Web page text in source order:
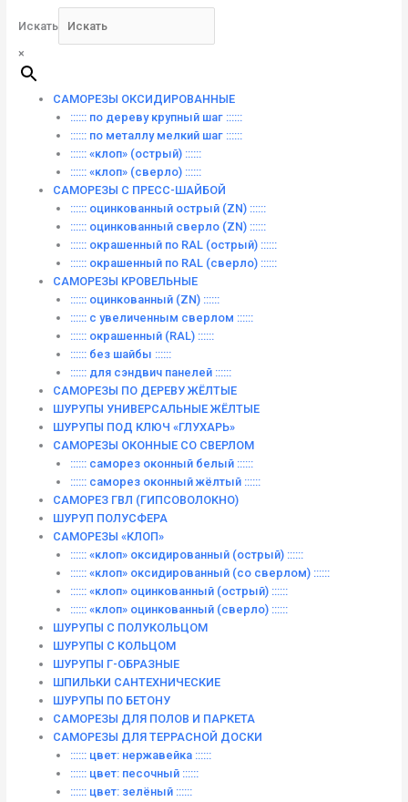
Искать
×
САМОРЕЗЫ ОКСИДИРОВАННЫЕ
:::::: по дереву крупный шаг ::::::
:::::: по металлу мелкий шаг ::::::
:::::: «клоп» (острый) ::::::
:::::: «клоп» (сверло) ::::::
САМОРЕЗЫ С ПРЕСС-ШАЙБОЙ
:::::: оцинкованный острый (ZN) ::::::
:::::: оцинкованный сверло (ZN) ::::::
:::::: окрашенный по RAL (острый) ::::::
:::::: окрашенный по RAL (сверло) ::::::
САМОРЕЗЫ КРОВЕЛЬНЫЕ
:::::: оцинкованный (ZN) ::::::
:::::: с увеличенным сверлом ::::::
:::::: окрашенный (RAL) ::::::
:::::: без шайбы ::::::
:::::: для сэндвич панелей ::::::
САМОРЕЗЫ ПО ДЕРЕВУ ЖЁЛТЫЕ
ШУРУПЫ УНИВЕРСАЛЬНЫЕ ЖЁЛТЫЕ
ШУРУПЫ ПОД КЛЮЧ «ГЛУХАРЬ»
САМОРЕЗЫ ОКОННЫЕ СО СВЕРЛОМ
:::::: саморез оконный белый ::::::
:::::: саморез оконный жёлтый ::::::
САМОРЕЗ ГВЛ (ГИПСОВОЛОКНО)
ШУРУП ПОЛУСФЕРА
САМОРЕЗЫ «КЛОП»
:::::: «клоп» оксидированный (острый) ::::::
:::::: «клоп» оксидированный (со сверлом) ::::::
:::::: «клоп» оцинкованный (острый) ::::::
:::::: «клоп» оцинкованный (сверло) ::::::
ШУРУПЫ С ПОЛУКОЛЬЦОМ
ШУРУПЫ С КОЛЬЦОМ
ШУРУПЫ Г-ОБРАЗНЫЕ
ШПИЛЬКИ САНТЕХНИЧЕСКИЕ
ШУРУПЫ ПО БЕТОНУ
САМОРЕЗЫ ДЛЯ ПОЛОВ И ПАРКЕТА
САМОРЕЗЫ ДЛЯ ТЕРРАСНОЙ ДОСКИ
:::::: цвет: нержавейка ::::::
:::::: цвет: песочный ::::::
:::::: цвет: зелёный ::::::